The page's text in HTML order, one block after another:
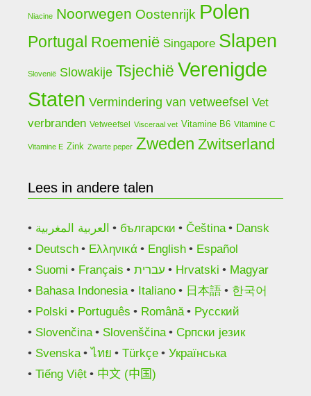
Niacine Noorwegen Oostenrijk Polen
Portugal Roemenië Singapore Slapen
Slovenië Slowakije Tsjechië Verenigde
Staten Vermindering van vetweefsel Vet
verbranden Vetweefsel Visceraal vet Vitamine B6 Vitamine C
Vitamine E Zink Zwarte peper Zweden Zwitserland
Lees in andere talen
العربية المغربية български Čeština
Dansk
Deutsch
Ελληνικά English
Español
Suomi
Français עברית Hrvatski
Magyar
Bahasa Indonesia
Italiano 日本語
한국어
Polski
Português Română
Русский
Slovenčina
Slovenščina
Српски језик
Svenska
ไทย Türkçe
Українська
Tiếng Việt
中文 (中国)